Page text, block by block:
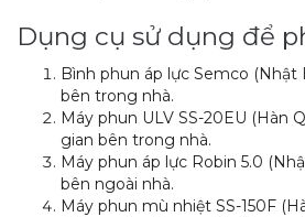
Dụng cụ sử dụng để
Bình phun áp lực Semco (Nhật
bên trong nhà.
Máy phun ULV SS-20EU (Hàn
gian bên trong nhà.
Máy phun áp lực Robin 5.0
bên ngoài nhà.
Máy phun mù nhiệt SS-150F